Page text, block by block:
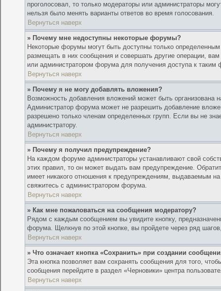
проголосовал, то только модераторы или администраторы
нельзя было менять варианты ответов во время голосования.
Вернуться наверх
» Почему мне недоступны некоторые форумы?
Некоторые форумы могут быть доступны только
размещать в них сообщения и совершать другие операции,
или администратором форума для получения доступа к таким
Вернуться наверх
» Почему я не могу добавлять вложения?
Возможность добавления вложений может быть организована
Администратор форума может не разрешить добавление
разрешено только членам определенных групп. Если вы не
администратору.
Вернуться наверх
» Почему я получил предупреждение?
На каждом форуме администраторы устанавливают свой
этих правил, то он может выдать вам предупреждение.
имеет никакого отношения к предупреждениям, выдаваемым
свяжитесь с администратором форума.
Вернуться наверх
» Как мне пожаловаться на сообщения модератору?
Рядом с каждым сообщением вы увидите кнопку,
форума. Щелкнув по этой кнопке, вы пройдете через ряд
Вернуться наверх
» Что означает кнопка «Сохранить» при создании
Эта кнопка позволяет вам сохранять сообщения для того,
сообщения перейдите в раздел «Черновики» центра
Вернуться наверх